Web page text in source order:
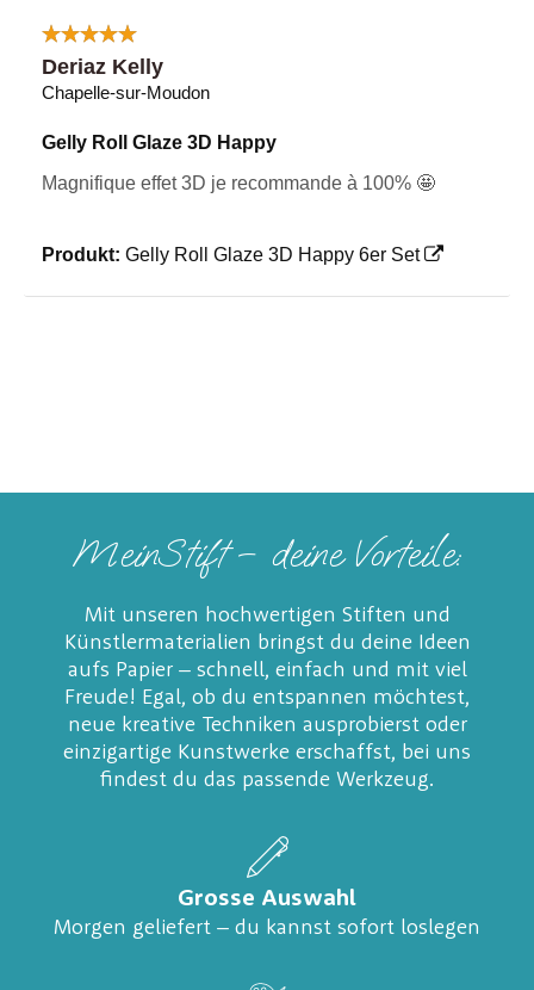
Deriaz Kelly
Chapelle-sur-Moudon
Gelly Roll Glaze 3D Happy
Magnifique effet 3D je recommande à 100% 🤩
Produkt: Gelly Roll Glaze 3D Happy 6er Set
MeinStift – deine Vorteile:
Mit unseren hochwertigen Stiften und
Künstlermaterialien bringst du deine Ideen
aufs Papier – schnell, einfach und mit viel
Freude! Egal, ob du entspannen möchtest,
neue kreative Techniken ausprobierst oder
einzigartige Kunstwerke erschaffst, bei uns
findest du das passende Werkzeug.
Grosse Auswahl
Morgen geliefert – du kannst sofort loslegen